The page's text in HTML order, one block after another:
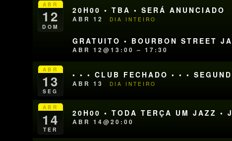
ABR
12
DOM
20H00 • TBA • SERÁ ANUNCIADO
ABR 12 DIA INTEIRO
GRATUITO • BOURBON STREET
ABR 12@13:00 – 17:30
ABR
13
SEG
• • • CLUB FECHADO • • •
ABR 13 DIA INTEIRO
ABR
14
TER
20H00 • TODA TERÇA UM JAZZ •
ABR 14@20:00